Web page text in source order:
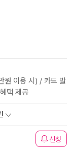
원 이용 시) / 카드 발
택 제공
신청